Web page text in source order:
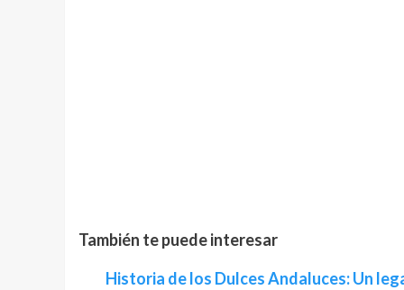
También te puede interesar
Historia de los Dulces Andaluces: Un